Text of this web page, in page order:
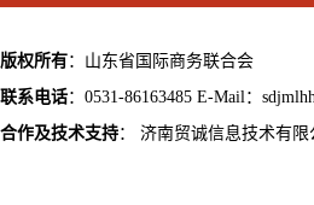
版权所有：山东省国际商务联合会
联系电话：0531-86163485 E-Mail：
合作及技术支持： 济南贸诚信息技术有限